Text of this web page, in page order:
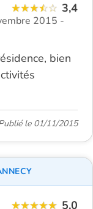
3,4
2015 -
bien
le 01/11/2015
5,0